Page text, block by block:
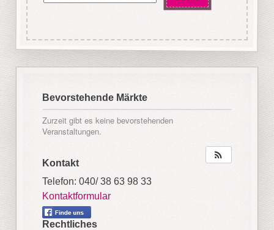
Bevorstehende Märkte
Zurzeit gibt es keine bevorstehenden
Veranstaltungen.
Kontakt
Telefon: 040/ 38 63 98 33
Kontaktformular
Rechtliches